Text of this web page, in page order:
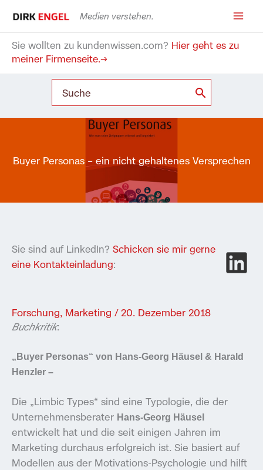
Inhalt
springen
Medien verstehen.
Sie wollten zu kundenwissen.com? Hier geht es zu
meiner Firmenseite.→
Search
for:
Buyer Personas – ein nicht gehaltenes Versprechen
Sie sind auf LinkedIn? Schicken sie mir gerne
eine Kontakteinladung:
Forschung, Marketing /20. Dezember 2018
Buchkritik:
„Buyer Personas“ von Hans-Georg Häusel & Harald
Henzler –
Die „Limbic Types“ sind eine Typologie, die der
Unternehmensberater Hans-Georg Häusel
entwickelt hat und die seit einigen Jahren im
Marketing durchaus erfolgreich ist. Sie basiert auf
Modellen aus der Motivations-Psychologie und hilft